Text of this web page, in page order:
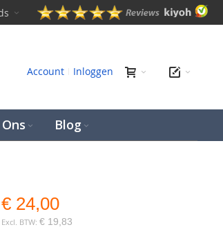
Account Inloggen
Blog
€ 24,00
€ 19,83